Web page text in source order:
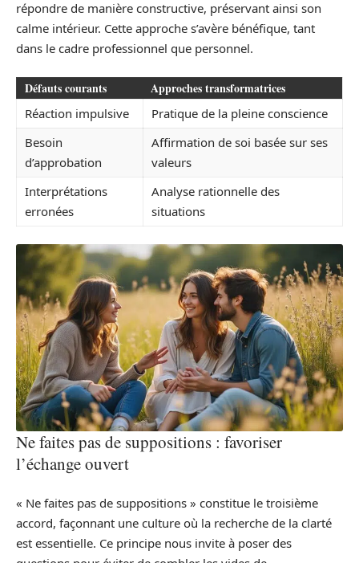
répondre de manière constructive, préservant ainsi son
calme intérieur. Cette approche s’avère bénéfique, tant
dans le cadre professionnel que personnel.
Défauts courants Approches transformatrices
Réaction impulsive
Pratique de la pleine conscience
Besoin
d’approbation
Affirmation de soi basée sur ses
valeurs
Interprétations
erronées
Analyse rationnelle des
situations
Ne faites pas de suppositions : favoriser
l’échange ouvert
« Ne faites pas de suppositions » constitue le troisième
accord, façonnant une culture où la recherche de la clarté
est essentielle. Ce principe nous invite à poser des